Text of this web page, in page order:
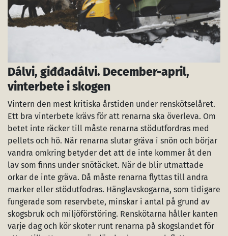
Dálvi, giđđadálvi. December-april,
vinterbete i skogen
Vintern den mest kritiska årstiden under renskötselåret.
Ett bra vinterbete krävs för att renarna ska överleva. Om
betet inte räcker till måste renarna stödutfordras med
pellets och hö. När renarna slutar gräva i snön och börjar
vandra omkring betyder det att de inte kommer åt den
lav som finns under snötäcket. När de blir utmattade
orkar de inte gräva. Då måste renarna flyttas till andra
marker eller stödutfodras. Hänglavskogarna, som tidigare
fungerade som reservbete, minskar i antal på grund av
skogsbruk och miljöförstöring. Renskötarna håller kanten
varje dag och kör skoter runt renarna på skogslandet för